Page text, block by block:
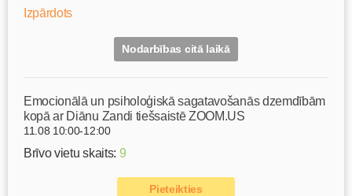
Izpārdots
Nodarbības citā laikā
Emocionālā un psiholoģiskā sagatavošanās dzemdībām
kopā ar Diānu Zandi tiešsaistē ZOOM.US
11.08 10:00-12:00
Brīvo vietu skaits: 9
Pieteikties